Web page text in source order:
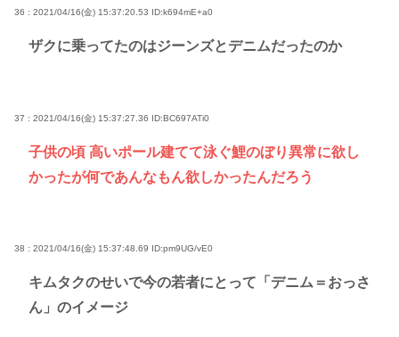
36 : 2021/04/16(金) 15:37:20.53 ID:k694mE+a0
ザクに乗ってたのはジーンズとデニムだったのか
37 : 2021/04/16(金) 15:37:27.36 ID:BC697ATi0
子供の頃 高いポール建てて泳ぐ鯉のぼり異常に欲し
かったが何であんなもん欲しかったんだろう
38 : 2021/04/16(金) 15:37:48.69 ID:pm9UG/vE0
キムタクのせいで今の若者にとって「デニム＝おっさ
ん」のイメージ